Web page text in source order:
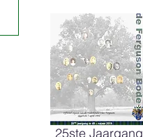
25ste Jaargang